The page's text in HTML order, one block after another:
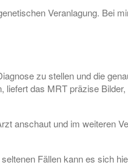
Veranlagung. Bei
zu stellen und die
das MRT präzise
anschaut und im weiteren
Fällen kann es sich